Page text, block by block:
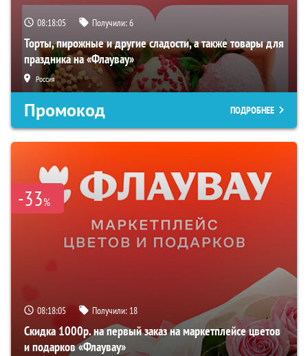
08:18:04 Получили:6
Торты, пирожные и другие сладости, а также товары для
праздника на «Флаувау»
Россия
Промокод ПОДРОБНЕЕ
-33%
08:18:04 Получили: 18
Скидка 1000р. на первый заказ на маркетплейсе цветов
и подарков «Флаувау»